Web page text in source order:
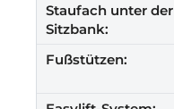
Staufach unter der
Sitzbank:
Fußstützen: